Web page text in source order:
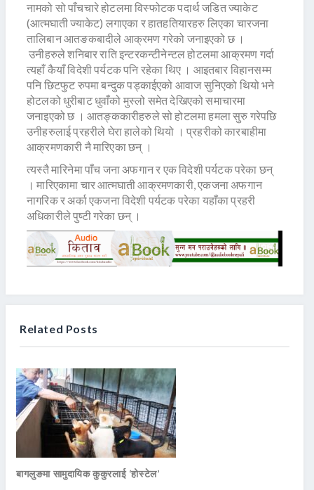
नामको सो पाँचचारे होटलमा विस्फोटक पदार्थ जडित ज्याकेट
(आत्मघाती ज्याकेट) लगाएका र हातहतियारहरु लिएका चारजना
तालिबान आतङकबादीले आक्रमण गरेको जनाइएको छ ।
उनीहरुले शनिबार राति इन्टरकन्टीनेन्टल होटलमा आक्रमण गर्दा
त्यहाँ कैयाँ विदेशी पर्यटक पनि रहेका थिए । आइतबार विहानसम्म
पनि छिटफुट रुपमा बन्दुक पड्काईएको आवाज सुनिएको थियो भने
होटलको धुरीबाट धुवाँको मुस्लो समेत देखिएको समाचारमा
जनाइएको छ । आतङ्ककारीहरुले सो होटलमा हमला सुरु गरेपछि
उनीहरुलाई प्रहरीले घेरा हालेको थियो । प्रहरीको कारबाहीमा
आक्रमणकारी नै मारिएका छन् ।
त्यस्तै मारिनेमा पाँच जना अफगान र एक विदेशी पर्यटक परेका छन्
। मारिएकामा चार आत्मघाती आक्रमणकारी, एकजना अफगान
नागरिक र अर्का एकजना विदेशी पर्यटक परेका यहाँका प्रहरी
अधिकारीले पुष्टी गरेका छन् ।
Related Posts
बागलुङमा सामुदायिक कुकुरलाई ‘होस्टेल’